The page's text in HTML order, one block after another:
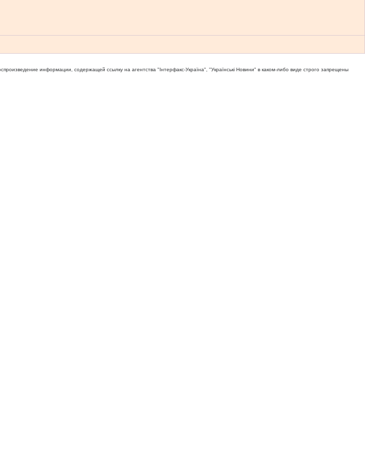
информации, содержащей ссылку на агентства "Iнтерфакс-Україна", "Українськi Новини" в каком-либо виде строго запрещены